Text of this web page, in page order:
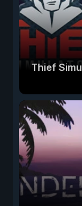
Thief